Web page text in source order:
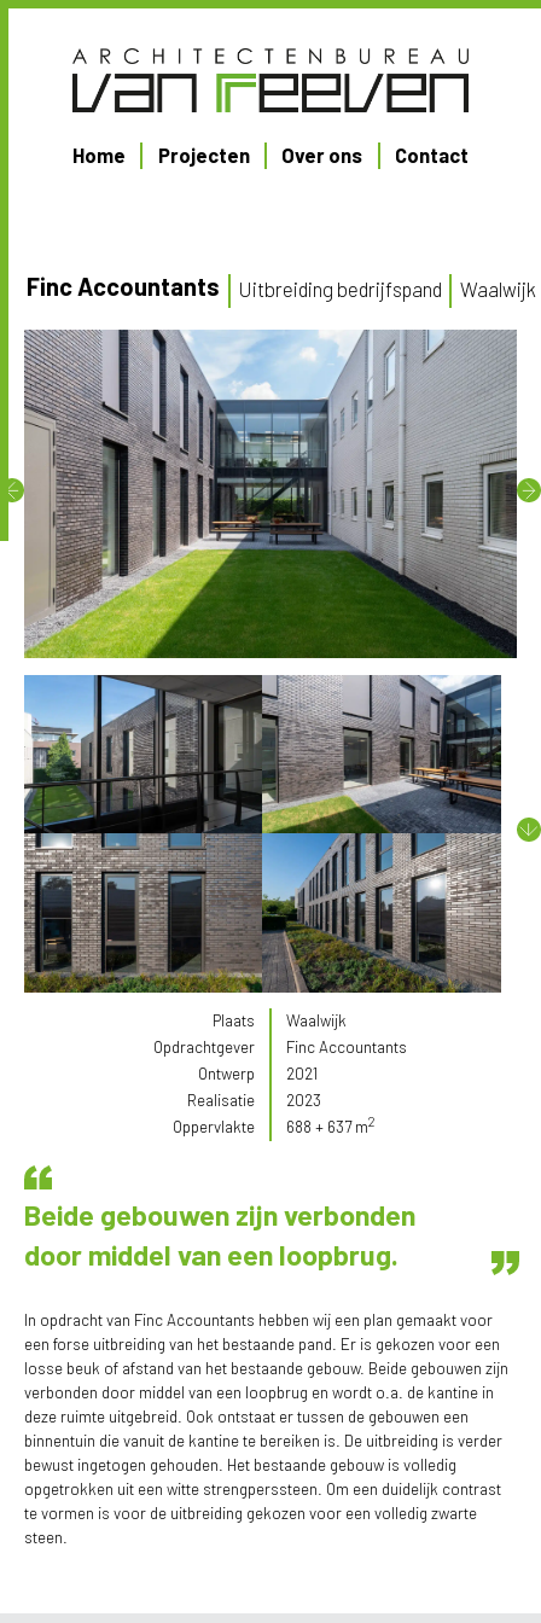
Home Projecten Over ons Contact
Finc Accountants Uitbreiding bedrijfspand Waalwijk
Plaats
Waalwijk
Opdrachtgever
Finc Accountants
Ontwerp
2021
Realisatie
2023
Oppervlakte
688 + 637 m2
Beide gebouwen zijn verbonden
door middel van een loopbrug.
In opdracht van Finc Accountants hebben wij een plan gemaakt voor
een forse uitbreiding van het bestaande pand. Er is gekozen voor een
losse beuk of afstand van het bestaande gebouw. Beide gebouwen zijn
verbonden door middel van een loopbrug en wordt o.a. de kantine in
deze ruimte uitgebreid. Ook ontstaat er tussen de gebouwen een
binnentuin die vanuit de kantine te bereiken is. De uitbreiding is verder
bewust ingetogen gehouden. Het bestaande gebouw is volledig
opgetrokken uit een witte strengperssteen. Om een duidelijk contrast
te vormen is voor de uitbreiding gekozen voor een volledig zwarte
steen.